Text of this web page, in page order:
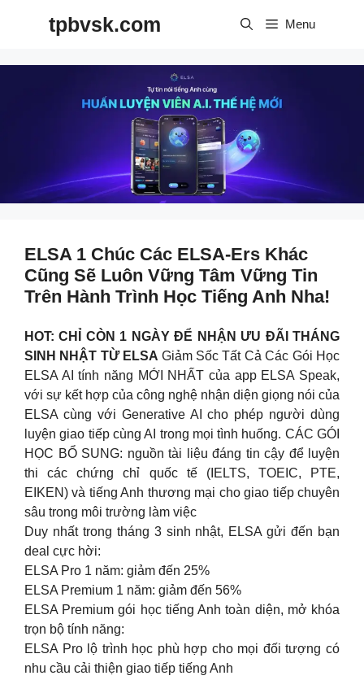
tpbvsk.com Menu
ELSA 1 Chúc Các ELSA-Ers Khác
Cũng Sẽ Luôn Vững Tâm Vững Tin
Trên Hành Trình Học Tiếng Anh Nha!
HOT: CHỈ CÒN 1 NGÀY ĐỂ NHẬN ƯU ĐÃI THÁNG
SINH NHẬT TỪ ELSA Giảm Sốc Tất Cả Các Gói Học
ELSA AI tính năng MỚI NHẤT của app ELSA Speak,
với sự kết hợp của công nghệ nhận diện giọng nói của
ELSA cùng với Generative AI cho phép người dùng
luyện giao tiếp cùng AI trong mọi tình huống. CÁC GÓI
HỌC BỔ SUNG: nguồn tài liệu đáng tin cậy để luyện
thi các chứng chỉ quốc tế (IELTS, TOEIC, PTE,
EIKEN) và tiếng Anh thương mại cho giao tiếp chuyên
sâu trong môi trường làm việc
Duy nhất trong tháng 3 sinh nhật, ELSA gửi đến bạn
deal cực hời:
ELSA Pro 1 năm: giảm đến 25%
ELSA Premium 1 năm: giảm đến 56%
ELSA Premium gói học tiếng Anh toàn diện, mở khóa
trọn bộ tính năng:
ELSA Pro lộ trình học phù hợp cho mọi đối tượng có
nhu cầu cải thiện giao tiếp tiếng Anh